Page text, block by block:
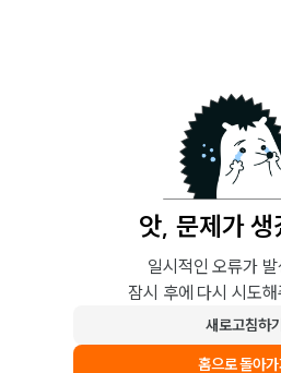
앗, 문제가
일시적인 오류가
잠시 후에 다시 시도
새로고침하
홈으로 돌아